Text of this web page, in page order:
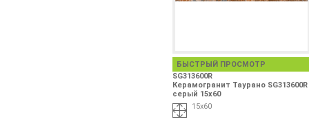
БЫСТРЫЙ ПРОСМОТР
SG313600R
Керамогранит Таурано SG313600R
серый 15х60
15х60